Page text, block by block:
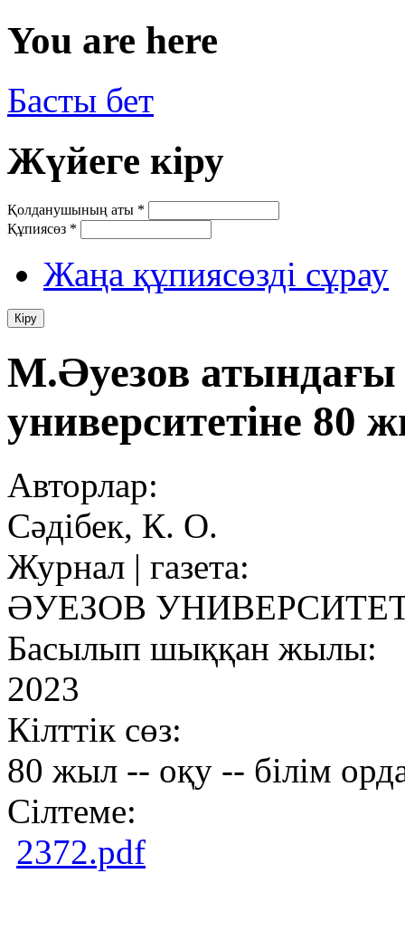
You are here
Басты бет
Жүйеге кіру
Қолданушының аты *
Құпиясөз *
Жаңа құпиясөзді сұрау
М.Әуезов атындағы
университетіне 80
Авторлар:
Сәдібек, К. О.
Журнал | газета:
ӘУЕЗОВ
Басылып шыққан жылы:
2023
Кілттік сөз:
80 жыл -- оқу -- білім
Сілтеме:
2372.pdf